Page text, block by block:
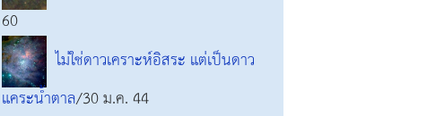
60
ไม่ใช่ดาวเคราะห์อิสระ แต่เป็นดาว
แคระน้ำตาล/30 ม.ค. 44